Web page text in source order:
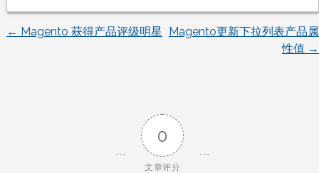
文
← Magento 获得产品评级明星
Magento更新下拉列表产品属
性值 →
0
文章评分